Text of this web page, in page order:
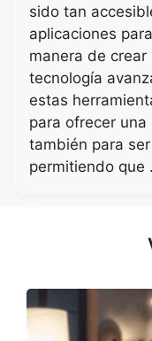
sido tan
aplicaciones
manera de crear
tecnología
estas
para ofrecer
también para
permitiendo que